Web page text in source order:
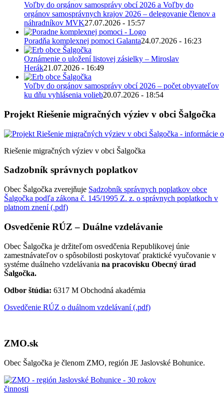
Voľby do orgánov samosprávy obcí 2026 a Voľby do
orgánov samosprávnych krajov 2026 – delegovanie členov a
náhradníkov MVK27.07.2026 - 15:57
Poradňa komplexnej pomoci Galanta24.07.2026 - 16:23
Oznámenie o uložení listovej zásielky – Miroslav
Herák21.07.2026 - 16:49
Voľby do orgánov samosprávy obcí 2026 – počet obyvateľov
ku dňu vyhlásenia volieb20.07.2026 - 18:54
Projekt Riešenie migračných výziev v obci Šalgočka
Riešenie migračných výziev v obci Šalgočka
Sadzobník správnych poplatkov
Obec Šalgočka zverejňuje Sadzobník správnych poplatkov obce
Šalgočka podľa zákona č. 145/1995 Z. z. o správnych poplatkoch v
platnom znení (.pdf)
Osvedčenie RÚZ – Duálne vzdelávanie
Obec Šalgočka je držiteľom osvedčenia Republikovej únie
zamestnávateľov o spôsobilosti poskytovať praktické vyučovanie v
systéme duálneho vzdelávania na pracovisku Obecný úrad
Šalgočka.
Odbor štúdia: 6317 M Obchodná akadémia
Osvedčenie RÚZ o duálnom vzdelávaní (.pdf)
ZMO.sk
Obec Šalgočka je členom ZMO, región JE Jaslovské Bohunice.